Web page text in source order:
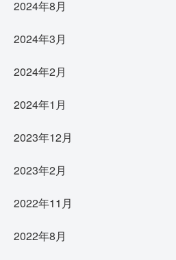
2024年8月
2024年3月
2024年2月
2024年1月
2023年12月
2023年2月
2022年11月
2022年8月